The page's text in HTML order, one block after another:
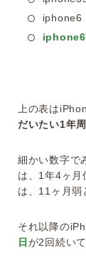
上の表は
だいたい1年
細かい数字で
は、1年4ヶ
は、11ヶ月弱
それ以降の
日 が2回続いて